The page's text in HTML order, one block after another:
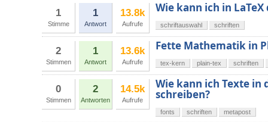
1
Stimme
1
Antwort
13.8k
Aufrufe
Wie kann ich in
schriftauswahl schriften
2
Stimmen
1
Antwort
13.6k
Aufrufe
Fette Mathematik in
tex-kern plain-tex schriften
0
Stimmen
2
Antworten
14.5k
Aufrufe
Wie kann ich Texte
schreiben?
fonts schriften metapost